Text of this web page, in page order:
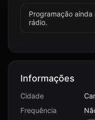
Programação
rádio.
Informações
Cidade
Frequência